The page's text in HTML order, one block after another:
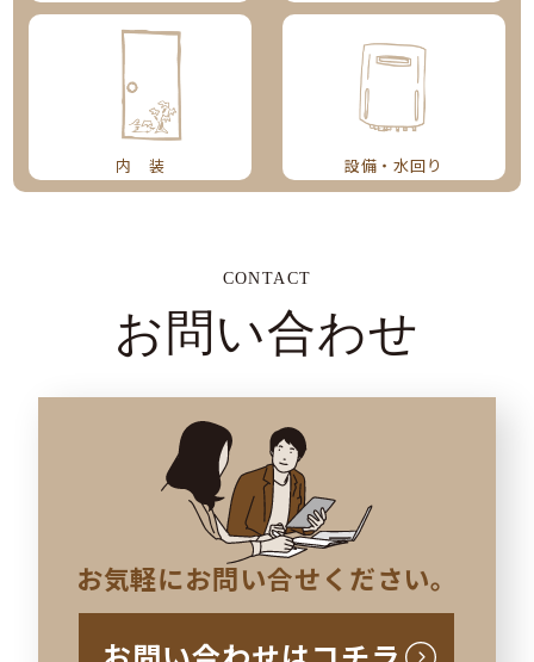
内 装 設備・水回り
CONTACT
お問い合わせ
お気軽にお問い合せください。